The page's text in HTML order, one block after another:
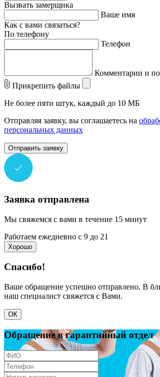
Вызвать замерщика
Ваше имя
Как с вами связаться?
По телефону
Телефон
Комментарии и
Прикрепить файлы
Не более пяти штук, каждый до 10 МБ
Отправляя заявку, вы соглашаетесь на
персональных данных
Отправить заявку
Заявка отправлена
Мы свяжемся с вами в течение 15 минут
Работаем ежедневно с 9 до 21
Хорошо
Спасибо!
Ваше обращение успешно отправлено. В
наш специалист свяжется с Вами.
ОК
Обращение в гарантийный отдел